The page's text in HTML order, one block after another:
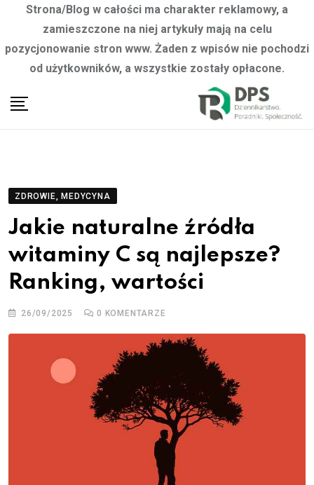
Strona/Blog w całości ma charakter reklamowy, a
zamieszczone na niej artykuły mają na celu
pozycjonowanie stron www. Żaden z wpisów nie pochodzi
od użytkowników, a wszystkie zostały opłacone.
ZDROWIE, MEDYCYNA
Jakie naturalne źródła
witaminy C są najlepsze?
Ranking, wartości
26/09/2025 0 KOMENTARZE